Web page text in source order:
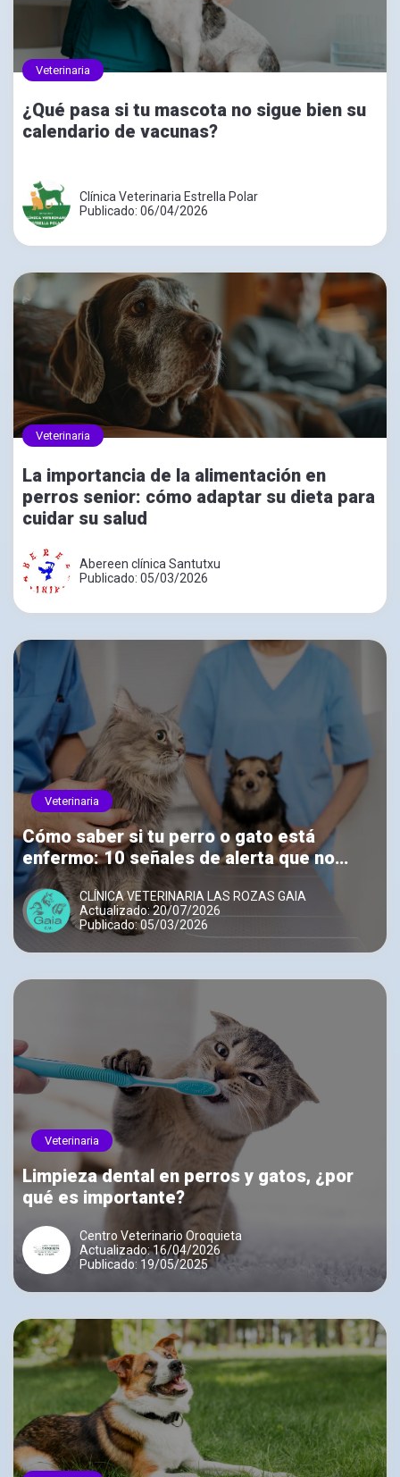
Veterinaria
¿Qué pasa si tu mascota no sigue bien su
calendario de vacunas?
Clínica Veterinaria Estrella Polar
Publicado: 06/04/2026
Veterinaria
La importancia de la alimentación en
perros senior: cómo adaptar su dieta para
cuidar su salud
Abereen clínica Santutxu
Publicado: 05/03/2026
Veterinaria
Cómo saber si tu perro o gato está
enfermo: 10 señales de alerta que no
debes ignorar
CLÍNICA VETERINARIA LAS ROZAS GAIA
Actualizado: 20/07/2026
Publicado: 05/03/2026
Veterinaria
Limpieza dental en perros y gatos, ¿por
qué es importante?
Centro Veterinario Oroquieta
Actualizado: 16/04/2026
Publicado: 19/05/2025